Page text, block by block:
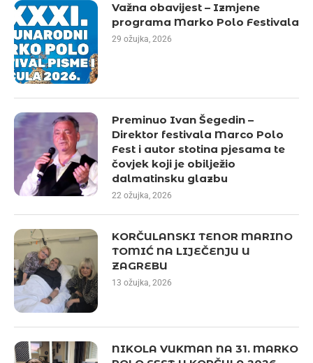
Važna obavijest – Izmjene
programa Marko Polo Festivala
29 ožujka, 2026
Preminuo Ivan Šegedin –
Direktor festivala Marco Polo
Fest i autor stotina pjesama te
čovjek koji je obilježio
dalmatinsku glazbu
22 ožujka, 2026
KORČULANSKI TENOR MARINO
TOMIĆ NA LIJEČENJU U
ZAGREBU
13 ožujka, 2026
NIKOLA VUKMAN NA 31. MARKO